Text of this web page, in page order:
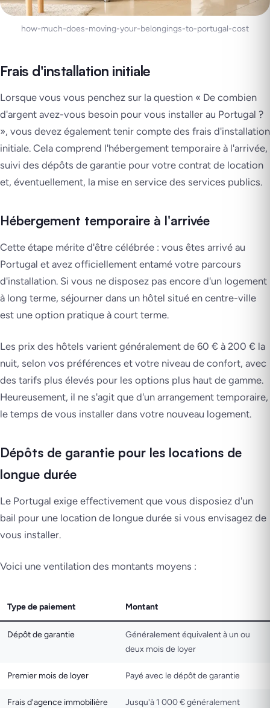
how-much-does-moving-your-belongings-to-portugal-cost
Frais d'installation initiale
Lorsque vous vous penchez sur la question « De combien
d'argent avez-vous besoin pour vous installer au Portugal ?
», vous devez également tenir compte des frais d'installation
initiale. Cela comprend l'hébergement temporaire à l'arrivée,
suivi des dépôts de garantie pour votre contrat de location
et, éventuellement, la mise en service des services publics.
Hébergement temporaire à l'arrivée
Cette étape mérite d'être célébrée : vous êtes arrivé au
Portugal et avez officiellement entamé votre parcours
d'installation. Si vous ne disposez pas encore d'un logement
à long terme, séjourner dans un hôtel situé en centre-ville
est une option pratique à court terme.
Les prix des hôtels varient généralement de 60 € à 200 € la
nuit, selon vos préférences et votre niveau de confort, avec
des tarifs plus élevés pour les options plus haut de gamme.
Heureusement, il ne s'agit que d'un arrangement temporaire,
le temps de vous installer dans votre nouveau logement.
Dépôts de garantie pour les locations de
longue durée
Le Portugal exige effectivement que vous disposiez d'un
bail pour une location de longue durée si vous envisagez de
vous installer.
Voici une ventilation des montants moyens :
Type de paiement Montant
Dépôt de garantie
Généralement équivalent à un ou
deux mois de loyer
Premier mois de loyer Payé avec le dépôt de garantie
Frais d'agence immobilière Jusqu'à 1 000 € généralement